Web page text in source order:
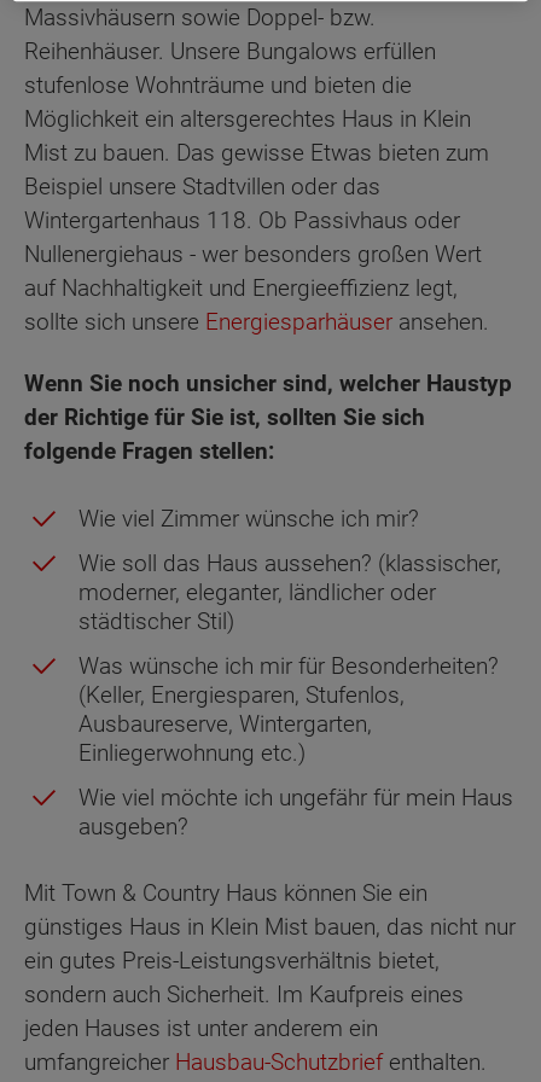
Massivhäusern sowie Doppel- bzw.
Reihenhäuser. Unsere Bungalows erfüllen
stufenlose Wohnträume und bieten die
Möglichkeit ein altersgerechtes Haus in Klein
Mist zu bauen. Das gewisse Etwas bieten zum
Beispiel unsere Stadtvillen oder das
Wintergartenhaus 118. Ob Passivhaus oder
Nullenergiehaus - wer besonders großen Wert
auf Nachhaltigkeit und Energieeffizienz legt,
sollte sich unsere Energiesparhäuser ansehen.
Wenn Sie noch unsicher sind, welcher Haustyp
der Richtige für Sie ist, sollten Sie sich
folgende Fragen stellen:
Wie viel Zimmer wünsche ich mir?
Wie soll das Haus aussehen? (klassischer,
moderner, eleganter, ländlicher oder
städtischer Stil)
Was wünsche ich mir für Besonderheiten?
(Keller, Energiesparen, Stufenlos,
Ausbaureserve, Wintergarten,
Einliegerwohnung etc.)
Wie viel möchte ich ungefähr für mein Haus
ausgeben?
Mit Town & Country Haus können Sie ein
günstiges Haus in Klein Mist bauen, das nicht nur
ein gutes Preis-Leistungsverhältnis bietet,
sondern auch Sicherheit. Im Kaufpreis eines
jeden Hauses ist unter anderem ein
umfangreicher Hausbau-Schutzbriefenthalten.